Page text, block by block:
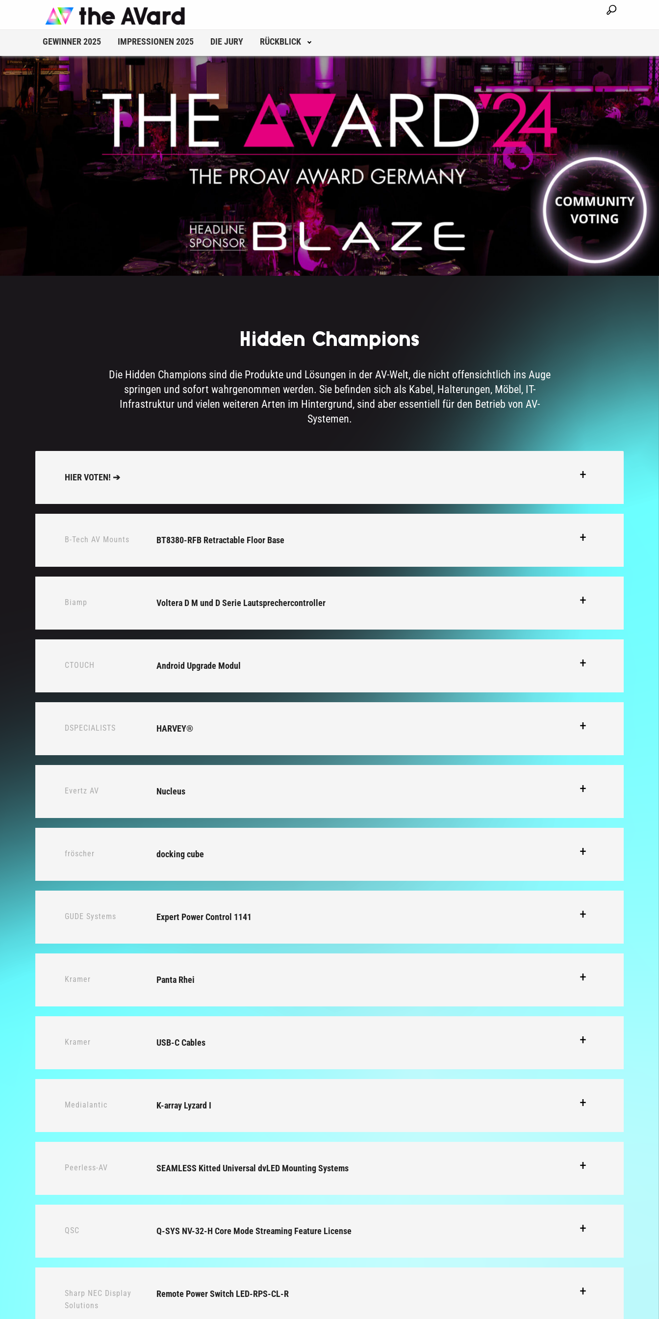
GEWINNER 2025 IMPRESSIONEN 2025 DIE JURY RÜCKBLICK
Hidden Champions
Die Hidden Champions sind die Produkte und Lösungen in der AV-Welt, die nicht offensichtlich ins Auge
springen und sofort wahrgenommen werden. Sie befinden sich als Kabel, Halterungen, Möbel, IT-
Infrastruktur und vielen weiteren Arten im Hintergrund, sind aber essentiell für den Betrieb von AV-
Systemen.
HIER VOTEN! ➔
B-Tech AV Mounts BT8380-RFB Retractable Floor Base
Biamp Voltera D M und D Serie Lautsprechercontroller
CTOUCH Android Upgrade Modul
DSPECIALISTS HARVEY®
Evertz AV Nucleus
fröscher docking cube
GUDE Systems Expert Power Control 1141
Kramer Panta Rhei
Kramer USB-C Cables
Medialantic K-array Lyzard I
Peerless-AV SEAMLESS Kitted Universal dvLED Mounting Systems
QSC Q-SYS NV-32-H Core Mode Streaming Feature License
Sharp NEC Display
Solutions
Remote Power Switch LED-RPS-CL-R